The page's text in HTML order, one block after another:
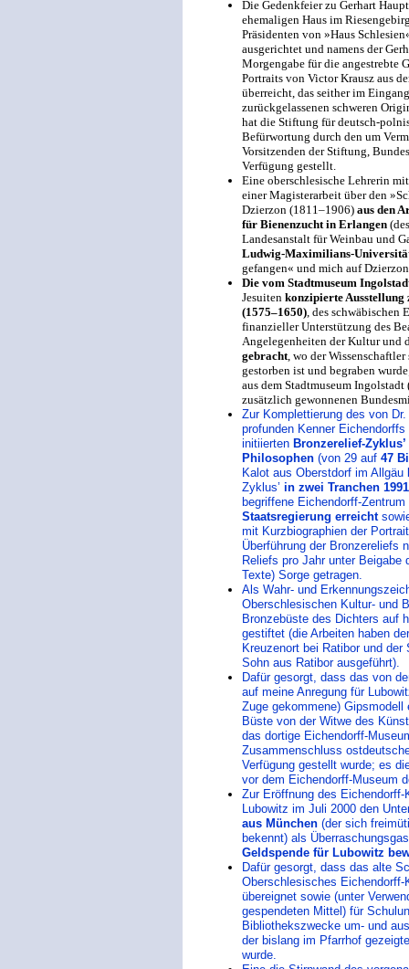
Die Gedenkfeier zu Gerhart
ehemaligen Haus im
Präsidenten von »Haus
ausgerichtet und namens der
Morgengabe für die angestrebte
Portraits von Victor Krausz aus
überreicht, das seither im
zurückgelassenen schweren
hat die Stiftung für deutsch-
Befürwortung durch den um
Vorsitzenden der Stiftung,
Verfügung gestellt.
Eine oberschlesische Lehrerin
einer Magisterarbeit über den
Dzierzon (1811–1906) aus den
für Bienenzucht in Erlangen
Landesanstalt für Weinbau und
Ludwig-Maximilians-
gefangen« und mich auf
Die vom Stadtmuseum
Jesuiten konzipierte Ausstellung
(1575–1650), des schwäbischen
finanzieller Unterstützung des
Angelegenheiten der Kultur und
gebracht, wo der
gestorben ist und begraben
aus dem Stadtmuseum
zusätzlich gewonnenen
Zur Komplettierung des von
profunden Kenner
initiierten Bronzerelief-
Philosophen (von 29 auf 47
Kalot aus Oberstdorf im
Zyklus’ in zwei Tranchen
begriffene Eichendorff-
Staatsregierung erreicht
mit Kurzbiographien der
Überführung der Bronzereliefs
Reliefs pro Jahr unter Beigabe
Texte) Sorge getragen.
Als Wahr- und
Oberschlesischen Kultur- und
Bronzebüste des Dichters auf
gestiftet (die Arbeiten haben
Kreuzenort bei Ratibor und
Sohn aus Ratibor ausgeführt).
Dafür gesorgt, dass das von
auf meine Anregung für
Zuge gekommene)
Büste von der Witwe des
das dortige Eichendorff-
Zusammenschluss
Verfügung gestellt wurde; es
vor dem Eichendorff-Museum
Zur Eröffnung des
Lubowitz im Juli 2000 den
aus München (der sich
bekennt) als
Geldspende für Lubowitz
Dafür gesorgt, dass das alte
Oberschlesisches Eichendorff-
übereignet sowie (unter
gespendeten Mittel) für
Bibliothekszwecke um- und
der bislang im Pfarrhof
wurde.